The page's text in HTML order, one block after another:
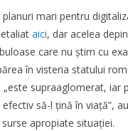
mari pentru
aici, dar acelea
care nu știm cu
în visteria statului
supraaglomerat, iar
efectiv să-l țină în viață”,
surse apropiate situației.